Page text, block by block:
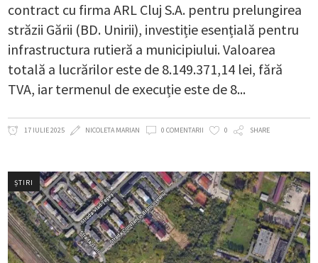
contract cu firma ARL Cluj S.A. pentru prelungirea
străzii Gării (BD. Unirii), investiție esențială pentru
infrastructura rutieră a municipiului. Valoarea
totală a lucrărilor este de 8.149.371,14 lei, fără
TVA, iar termenul de execuție este de 8
17 IULIE 2025 NICOLETA MARIAN 0 COMENTARII 0 SHARE
ȘTIRI